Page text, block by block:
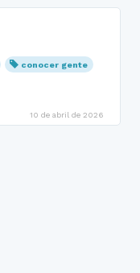
conocer gente
10 de abril de 2026